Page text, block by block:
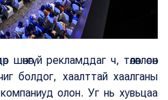
шөнөгүй рекламддаг ч, төлөвлөсөн
болдог, хаалттай хаалганы
олон. Уг нь хувьцаа